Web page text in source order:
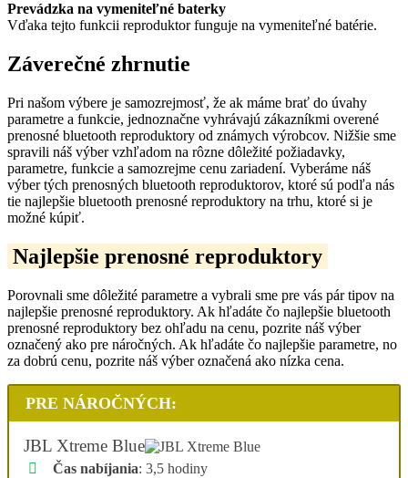
Prevádzka na vymeniteľné baterky
Vďaka tejto funkcii reproduktor funguje na vymeniteľné batérie.
Záverečné zhrnutie
Pri našom výbere je samozrejmosť, že ak máme brať do úvahy
parametre a funkcie, jednoznačne vyhrávajú zákazníkmi overené
prenosné bluetooth reproduktory od známych výrobcov. Nižšie sme
spravili náš výber vzhľadom na rôzne dôležité požiadavky,
parametre, funkcie a samozrejme cenu zariadení. Vyberáme náš
výber tých prenosných bluetooth reproduktorov, ktoré sú podľa nás
tie najlepšie bluetooth prenosné reproduktory na trhu, ktoré si je
možné kúpiť.
Najlepšie prenosné reproduktory
Porovnali sme dôležité parametre a vybrali sme pre vás pár tipov na
najlepšie prenosné reproduktory. Ak hľadáte čo najlepšie bluetooth
prenosné reproduktory bez ohľadu na cenu, pozrite náš výber
označený ako pre náročných. Ak hľadáte čo najlepšie parametre, no
za dobrú cenu, pozrite náš výber označená ako nízka cena.
PRE NÁROČNÝCH:
JBL Xtreme Blue
Čas nabíjania: 3,5 hodiny